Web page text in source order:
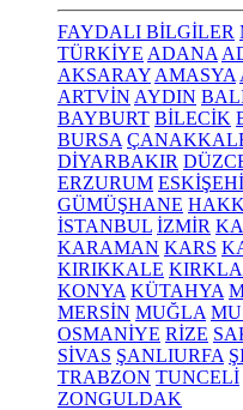
FAYDALI BİLGİLER
TÜRKİYE ADANA
AKSARAY AMASYA
ARTVİN AYDIN
BAYBURT BİLECİK
BURSA
DİYARBAKIR
ERZURUM
GÜMÜŞHANE
İSTANBUL İZMİR
KARAMAN KARS
KIRIKKALE
KONYA KÜTAHYA
MERSİN MUĞLA
OSMANİYE RİZE
SİVAS ŞANLIURFA
TRABZON TUNCELİ
ZONGULDAK